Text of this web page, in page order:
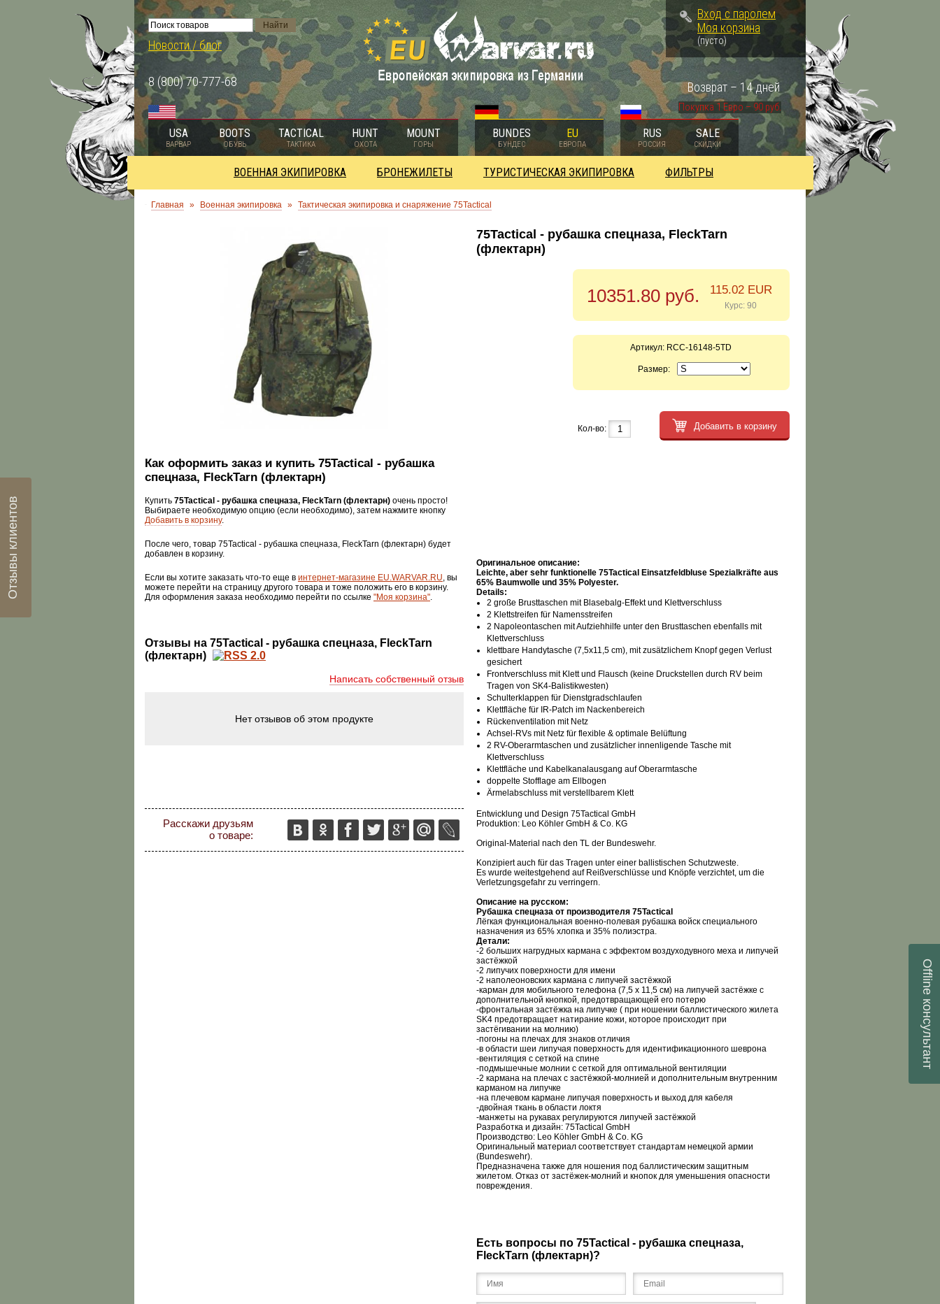
Новости / блог
8 (800) 70-777-68
Вход с паролем
Моя корзина
(пусто)
Покупка 1 Евро – 90 руб.
Возврат – 14 дней
USA
ВАРВАР
BOOTS
ОБУВЬ
TACTICAL
ТАКТИКА
HUNT
ОХОТА
MOUNT
ГОРЫ
BUNDES
БУНДЕС
EU
ЕВРОПА
RUS
РОССИЯ
SALE
СКИДКИ
ВОЕННАЯ ЭКИПИРОВКА БРОНЕЖИЛЕТЫ ТУРИСТИЧЕСКАЯ ЭКИПИРОВКА ФИЛЬТРЫ
Главная » Военная экипировка » Тактическая экипировка и снаряжение 75Tactical
Как оформить заказ и купить 75Tactical - рубашка
спецназа, FleckTarn (флектарн)
Купить 75Tactical - рубашка спецназа, FleckTarn (флектарн) очень просто!
Выбираете необходимую опцию (если необходимо), затем нажмите кнопку
Добавить в корзину.
После чего, товар 75Tactical - рубашка спецназа, FleckTarn (флектарн) будет
добавлен в корзину.
Если вы хотите заказать что-то еще в интернет-магазине EU.WARVAR.RU, вы
можете перейти на страницу другого товара и тоже положить его в корзину.
Для оформления заказа необходимо перейти по ссылке "Моя корзина".
Отзывы на 75Tactical - рубашка спецназа, FleckTarn
(флектарн)
Написать собственный отзыв
Нет отзывов об этом продукте
Расскажи друзьям
о товаре:
75Tactical - рубашка спецназа, FleckTarn
(флектарн)
10351.80 руб. 115.02 EUR
Курс: 90
Артикул: RCC-16148-5TD
Размер:
Кол-во: Добавить в корзину
Оригинальное описание:
Leichte, aber sehr funktionelle 75Tactical Einsatzfeldbluse Spezialkräfte aus
65% Baumwolle und 35% Polyester.
Details:
2 große Brusttaschen mit Blasebalg-Effekt und Klettverschluss
2 Klettstreifen für Namensstreifen
2 Napoleontaschen mit Aufziehhilfe unter den Brusttaschen ebenfalls mit
Klettverschluss
klettbare Handytasche (7,5x11,5 cm), mit zusätzlichem Knopf gegen Verlust
gesichert
Frontverschluss mit Klett und Flausch (keine Druckstellen durch RV beim
Tragen von SK4-Balistikwesten)
Schulterklappen für Dienstgradschlaufen
Klettfläche für IR-Patch im Nackenbereich
Rückenventilation mit Netz
Achsel-RVs mit Netz für flexible & optimale Belüftung
2 RV-Oberarmtaschen und zusätzlicher innenligende Tasche mit
Klettverschluss
Klettfläche und Kabelkanalausgang auf Oberarmtasche
doppelte Stofflage am Ellbogen
Ärmelabschluss mit verstellbarem Klett
Entwicklung und Design 75Tactical GmbH
Produktion: Leo Köhler GmbH & Co. KG
Original-Material nach den TL der Bundeswehr.
Konzipiert auch für das Tragen unter einer ballistischen Schutzweste.
Es wurde weitestgehend auf Reißverschlüsse und Knöpfe verzichtet, um die
Verletzungsgefahr zu verringern.
Описание на русском:
Рубашка спецназа от производителя75Tactical
Лёгкая функциональная военно-полевая рубашка войск специального
назначения из 65% хлопка и 35% полиэстра.
Детали:
-2 больших нагрудных кармана с эффектом воздуходувного меха и липучей
застёжкой
-2 липучих поверхности для имени
-2 наполеоновских кармана с липучей застёжкой
-карман для мобильного телефона (7,5 х 11,5 см) на липучей застёжке с
дополнительной кнопкой, предотвращающей его потерю
-фронтальная застёжка на липучке ( при ношении баллистического жилета
SK4 предотвращает натирание кожи, которое происходит при
застёгивании на молнию)
-погоны на плечах для знаков отличия
-в области шеи липучая поверхность для идентификационного шеврона
-вентиляция с сеткой на спине
-подмышечные молнии с сеткой для оптимальной вентиляции
-2 кармана на плечах с застёжкой-молнией и дополнительным внутренним
карманом на липучке
-на плечевом кармане липучая поверхность и выход для кабеля
-двойная ткань в области локтя
-манжеты на рукавах регулируются липучей застёжкой
Разработка и дизайн:75Tactical GmbH
Производство: Leo Köhler GmbH &Co. KG
Оригинальный материал соответствует стандартам немецкой армии
(Bundeswehr).
Предназначена также для ношения под баллистическим защитным
жилетом. Отказ от застёжек-молний и кнопок для уменьшения опасности
повреждения.
Есть вопросы по 75Tactical - рубашка спецназа,
FleckTarn (флектарн)?
Offline
консультант
Отзывы клиентов